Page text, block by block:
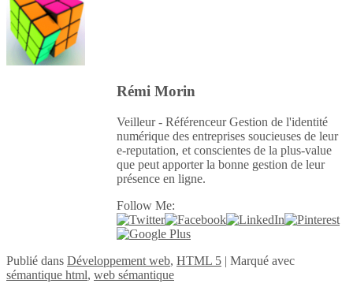
Rémi Morin
Veilleur - Référenceur Gestion de l'identité
numérique des entreprises soucieuses de leur
e-reputation, et conscientes de la plus-value
que peut apporter la bonne gestion de leur
présence en ligne.
Follow Me:
Publié dans Développement web, HTML 5 | Marqué avec
sémantique html, web sémantique